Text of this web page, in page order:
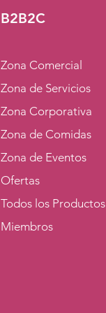
B2B2C
Zona Comercial
Zona de Servicios
Zona Corporativa
Zona de Comidas
Zona de Eventos
Ofertas
Todos los Productos
Miembros